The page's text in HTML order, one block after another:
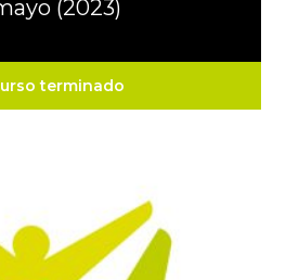
(2023)
terminado